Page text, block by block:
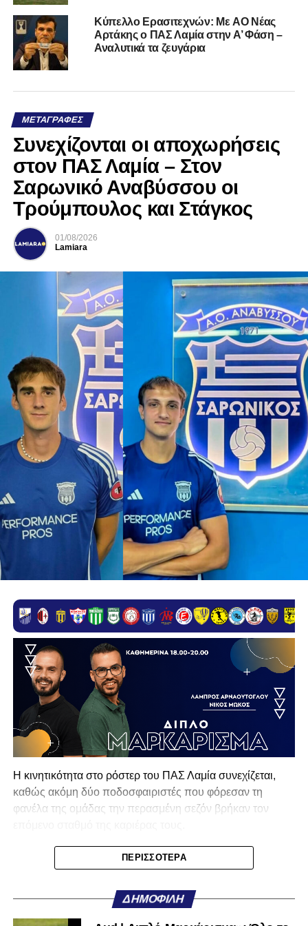
Kύπελλο Ερασιτεχνών: Με AO Nέας
Αρτάκης ο ΠΑΣ Λαμία στην Α’ Φάση –
Αναλυτικά τα ζευγάρια
ΜΕΤΑΓΡΑΦΈΣ
Συνεχίζονται οι αποχωρήσεις
στον ΠΑΣ Λαμία – Στον
Σαρωνικό Αναβύσσου οι
Τρούμπουλος και Στάγκος
01/08/2026
Lamiara
Η κινητικότητα στο ρόστερ του ΠΑΣ Λαμία συνεχίζεται,
καθώς ακόμη δύο ποδοσφαιριστές που φόρεσαν τη
φανέλα της ομάδας την περασμένη σεζόν βρήκαν τον
Ο λόγος για τον Βασίλη Τρούμπουλο και τον Χρυσόστομο
Στάγκο, οι οποίοι θα συνεχίσουν μαζί την ποδοσφαιρική
τους πορεία στον Σαρωνικό Αναβύσσου, με τον σύλλογο
να ανακοινώνει επίσημα την απόκτησή τους.
ΠΕΡΙΣΣΌΤΕΡΑ
ΔΗΜΟΦΙΛΉ